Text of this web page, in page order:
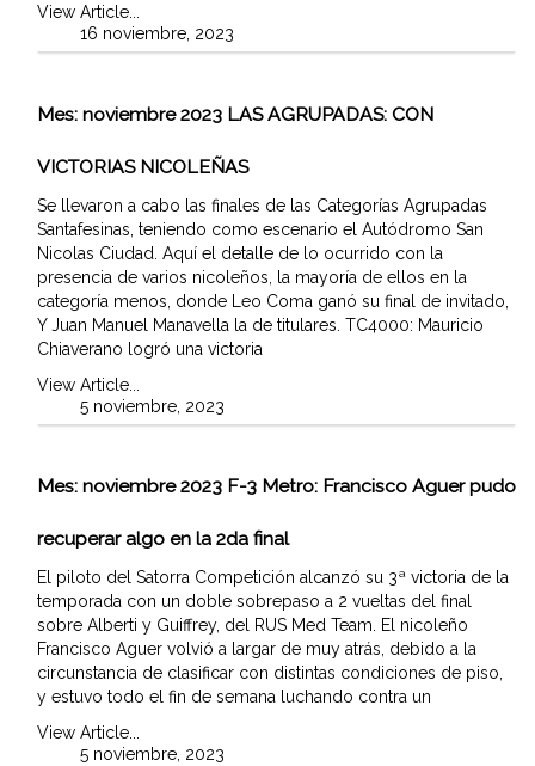
View Article...
16 noviembre, 2023
Mes: noviembre 2023 LAS AGRUPADAS: CON
VICTORIAS NICOLEÑAS
Se llevaron a cabo las finales de las Categorías Agrupadas
Santafesinas, teniendo como escenario el Autódromo San
Nicolas Ciudad. Aquí el detalle de lo ocurrido con la
presencia de varios nicoleños, la mayoría de ellos en la
categoría menos, donde Leo Coma ganó su final de invitado,
Y Juan Manuel Manavella la de titulares. TC4000: Mauricio
Chiaverano logró una victoria
View Article...
5 noviembre, 2023
Mes: noviembre 2023 F-3 Metro: Francisco Aguer pudo
recuperar algo en la 2da final
El piloto del Satorra Competición alcanzó su 3ª victoria de la
temporada con un doble sobrepaso a 2 vueltas del final
sobre Alberti y Guiffrey, del RUS Med Team. El nicoleño
Francisco Aguer volvió a largar de muy atrás, debido a la
circunstancia de clasificar con distintas condiciones de piso,
y estuvo todo el fin de semana luchando contra un
View Article...
5 noviembre, 2023